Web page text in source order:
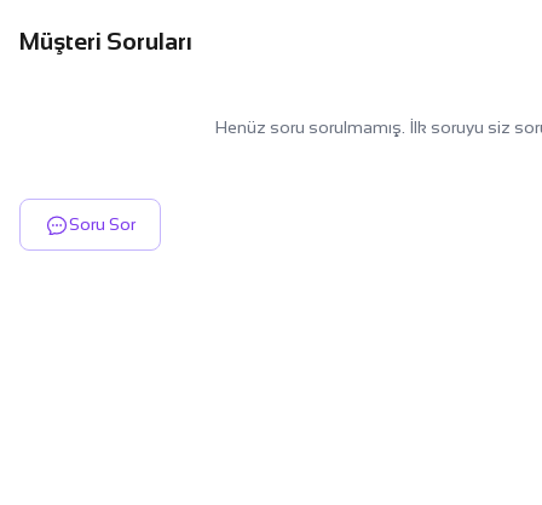
Müşteri Soruları
Henüz soru sorulmamış. İlk soruyu siz
Soru Sor